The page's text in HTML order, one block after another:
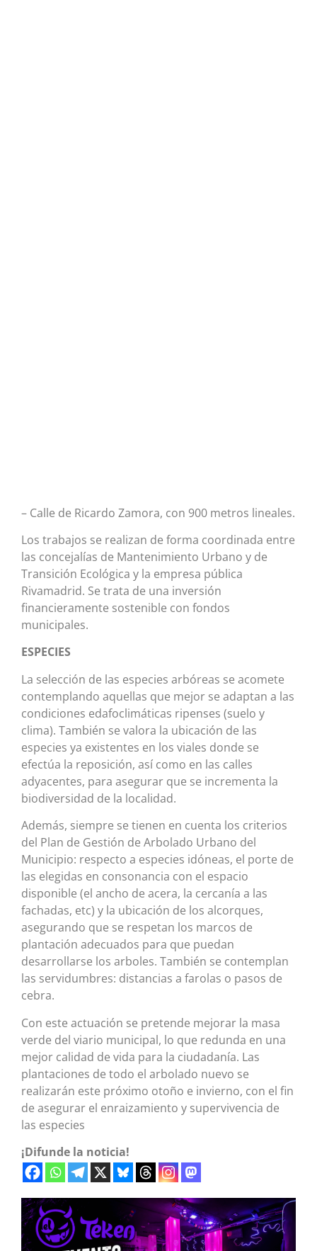
– Calle de Ricardo Zamora, con 900 metros lineales.
Los trabajos se realizan de forma coordinada entre
las concejalías de Mantenimiento Urbano y de
Transición Ecológica y la empresa pública
Rivamadrid. Se trata de una inversión
financieramente sostenible con fondos
municipales.
ESPECIES
La selección de las especies arbóreas se acomete
contemplando aquellas que mejor se adaptan a las
condiciones edafoclimáticas ripenses (suelo y
clima). También se valora la ubicación de las
especies ya existentes en los viales donde se
efectúa la reposición, así como en las calles
adyacentes, para asegurar que se incrementa la
biodiversidad de la localidad.
Además, siempre se tienen en cuenta los criterios
del Plan de Gestión de Arbolado Urbano del
Municipio: respecto a especies idóneas, el porte de
las elegidas en consonancia con el espacio
disponible (el ancho de acera, la cercanía a las
fachadas, etc) y la ubicación de los alcorques,
asegurando que se respetan los marcos de
plantación adecuados para que puedan
desarrollarse los arboles. También se contemplan
las servidumbres: distancias a farolas o pasos de
cebra.
Con este actuación se pretende mejorar la masa
verde del viario municipal, lo que redunda en una
mejor calidad de vida para la ciudadanía. Las
plantaciones de todo el arbolado nuevo se
realizarán este próximo otoño e invierno, con el fin
de asegurar el enraizamiento y supervivencia de
las especies
¡Difunde la noticia!